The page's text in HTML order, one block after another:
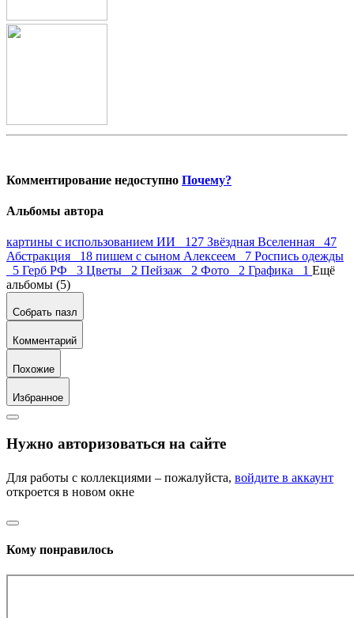
Комментирование недоступно Почему?
Альбомы автора
картины с использованием ИИ 127 Звёздная Вселенная 47
Абстракция 18 пишем с сыном Алексеем 7 Роспись одежды
5 Герб РФ 3 Цветы 2 Пейзаж 2 Фото 2 Графика 1 Ещё
альбомы (5)
Собрать пазл
Комментарий
Похожие
Избранное
Нужно авторизоваться на сайте
Для работы с коллекциями – пожалуйста, войдите в аккаунт
откроется в новом окне
Кому понравилось